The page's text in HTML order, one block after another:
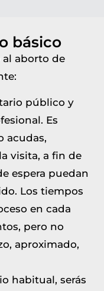
básico
al aborto de
público y
Es
acudas,
visita, a fin de
espera puedan
Los tiempos
en cada
pero no
aproximado,
habitual, serás